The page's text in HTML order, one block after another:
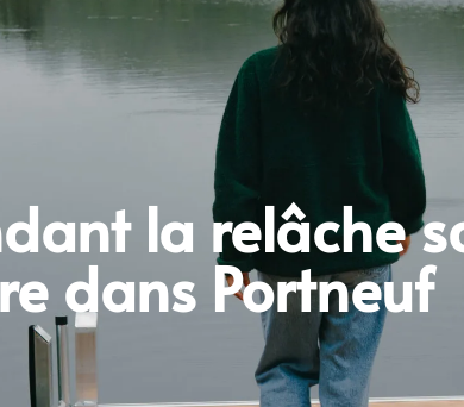
la relâche
dans Portneuf